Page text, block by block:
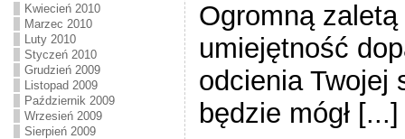
Kwiecień 2010
Marzec 2010
Luty 2010
Styczeń 2010
Grudzień 2009
Listopad 2009
Październik 2009
Wrzesień 2009
Sierpień 2009
Ogromną
umiejętność
odcienia Twojej
będzie mógł [...]